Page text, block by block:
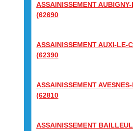
ASSAINISSEMENT
(62690
ASSAINISSEMENT AUXI-LE-
(62390
ASSAINISSEMENT
(62810
ASSAINISSEMENT